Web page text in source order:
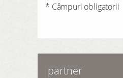
* Câmpuri obligatorii
partner